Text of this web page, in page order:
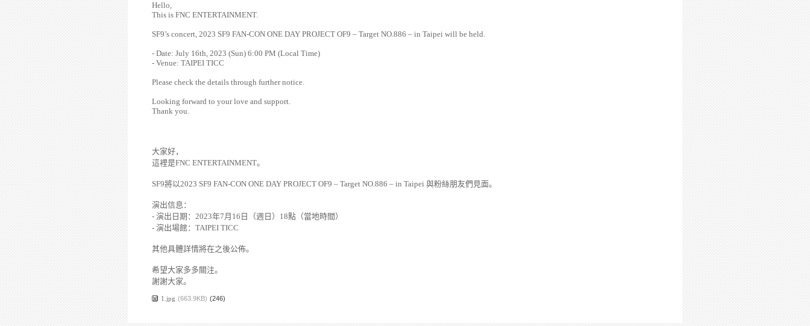
Hello,
This is FNC ENTERTAINMENT.
SF9’s concert, 2023 SF9 FAN-CON ONE DAY PROJECT OF9 – Target NO.886 – in Taipei will be held.
- Date: July 16th, 2023 (Sun) 6:00 PM (Local Time)
- Venue: TAIPEI TICC
Please check the details through further notice.
Looking forward to your love and support.
Thank you.
大家好，
這裡是FNC ENTERTAINMENT。
SF9將以2023 SF9 FAN-CON ONE DAY PROJECT OF9 – Target NO.886 – in Taipei 與粉絲朋友們見面。
演出信息：
- 演出日期： 2023年7月 16 日（週日） 18點（當地時間 ）
- 演出場館： TAIPEI TICC
其他具體詳情將在之後公佈。
希望大家多多關注。
謝謝大家。
1.jpg (663.9KB) (246)